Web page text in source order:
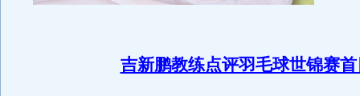
吉新鹏教练点评羽毛球世锦赛首